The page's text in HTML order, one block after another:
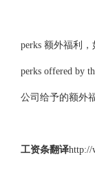
perks 额外福利
perks offered by
公司给予的额外
工资条翻译http://